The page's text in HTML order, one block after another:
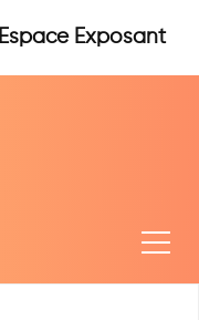
Espace Exposant